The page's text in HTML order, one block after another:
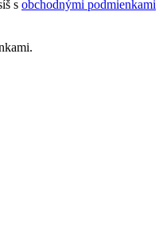
s obchodnými podmienkami